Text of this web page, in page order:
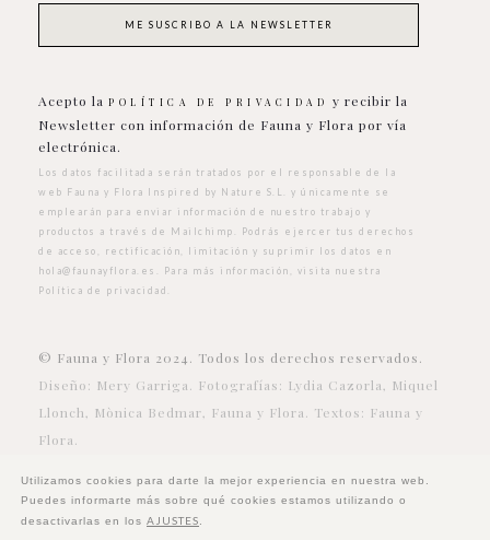
Acepto la POLÍTICA DE PRIVACIDAD
y recibir la
Newsletter con información de Fauna y Flora por vía
electrónica.
Los datos facilitada serán tratados por el responsable de la
web Fauna y Flora Inspired by Nature S.L. y únicamente se
emplearán para enviar información de nuestro trabajo y
productos a través de Mailchimp. Podrás ejercer tus derechos
de acceso, rectificación, limitación y suprimir los datos en
hola@faunayflora.es
. Para más información, visita nuestra
Política de privacidad
© Fauna y Flora 2024. Todos los derechos reservados.
Diseño: Mery Garriga. Fotografías: Lydia Cazorla, Miquel
Llonch, Mònica Bedmar, Fauna y Flora. Textos: Fauna y
Flora.
Utilizamos cookies para darte la mejor experiencia en nuestra web.
Puedes informarte más sobre qué cookies estamos utilizando o
desactivarlas en los AJUSTES